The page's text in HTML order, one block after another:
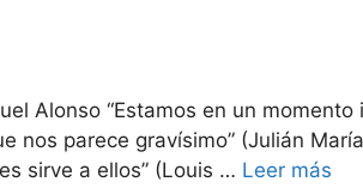
Alonso “Estamos en un
nos parece gravísimo” (Julián
sirve a ellos” (Louis … Leer más